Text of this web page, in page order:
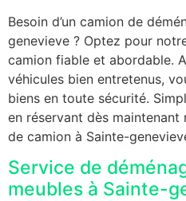
Besoin d’un camion de
genevieve ? Optez pour
camion fiable et abordable.
véhicules bien entretenus,
biens en toute sécurité.
en réservant dès
de camion à Sainte-
Service de
meubles à Sainte-